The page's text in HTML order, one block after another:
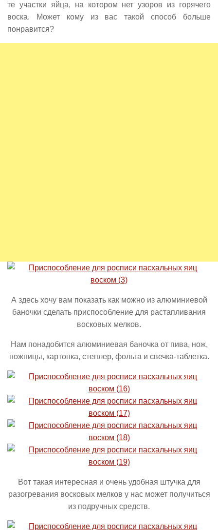
те участки яйца, на котором нет узоров из горячего
воска. Может кому из вас такой способ больше
понравится?
А здесь хочу вам показать как можно из алюминиевой
баночки сделать приспособление для растапливания
восковых мелков.
Нам понадобится алюминиевая баночка от пива, нож,
ножницы, картонка, степлер, фольга и свечка-таблетка.
Вот такая интересная и очень удобная штучка для
разогревания восковых мелков у нас может получиться
из подручных средств.